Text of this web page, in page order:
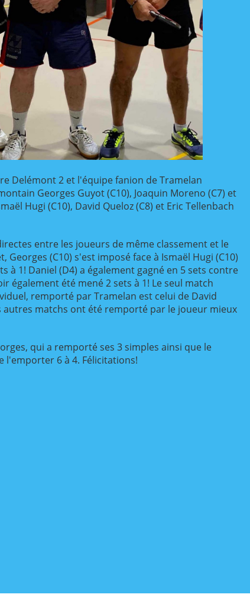
Delémont 2 et l'équipe fanion de Tramelan
Georges Guyot (C10), Joaquin Moreno (C7) et
Hugi (C10), David Queloz (C8) et Eric Tellenbach
entre les joueurs de même classement et le
(C10) s'est imposé face à Ismaël Hugi (C10)
à 1! Daniel (D4) a également gagné en 5 sets contre
également été mené 2 sets à 1! Le seul match
remporté par Tramelan est celui de David
autres matchs ont été remporté par le joueur mieux
qui a remporté ses 3 simples ainsi que le
l'emporter 6 à 4. Félicitations!